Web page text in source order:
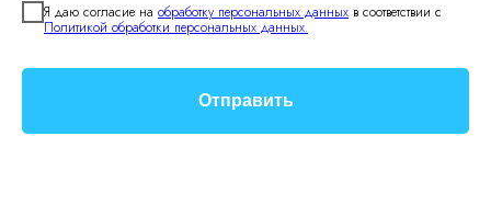
Я даю согласие на обработку персональных данных в соответствии с
Политикой обработки персональных данных.
Отправить